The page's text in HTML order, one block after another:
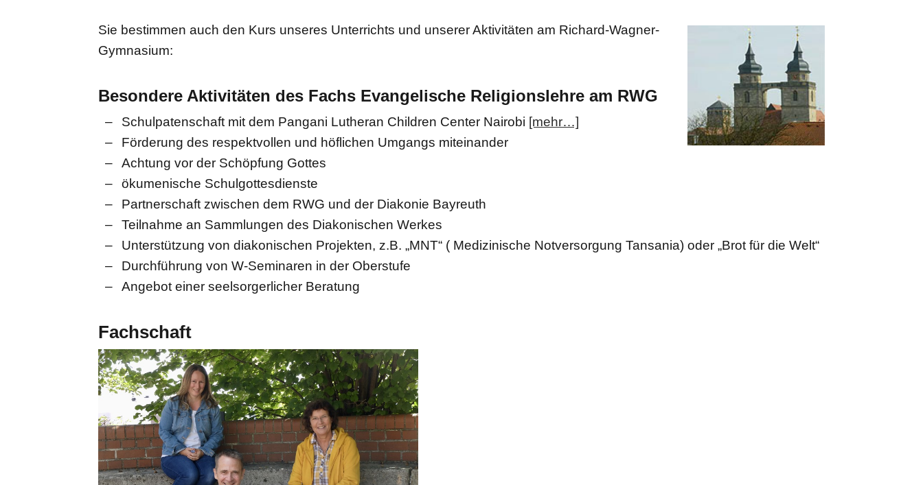
Sie bestimmen auch den Kurs unseres Unterrichts und unserer Aktivitäten am Richard-Wagner-
Gymnasium:
Besondere Aktivitäten des Fachs Evangelische Religionslehre am RWG
Schulpatenschaft mit dem Pangani Lutheran Children Center Nairobi [mehr…]
Förderung des respektvollen und höflichen Umgangs miteinander
Achtung vor der Schöpfung Gottes
ökumenische Schulgottesdienste
Partnerschaft zwischen dem RWG und der Diakonie Bayreuth
Teilnahme an Sammlungen des Diakonischen Werkes
Unterstützung von diakonischen Projekten, z.B. „MNT“ ( Medizinische Notversorgung Tansania) oder „Brot für die Welt“
Durchführung von W-Seminaren in der Oberstufe
Angebot einer seelsorgerlicher Beratung
Fachschaft